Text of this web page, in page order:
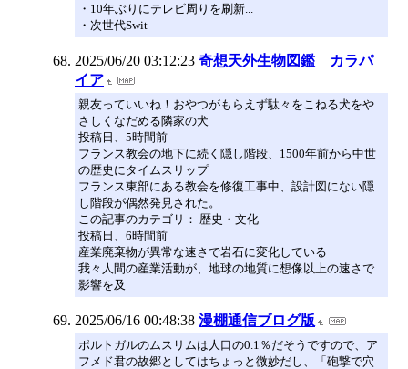
・10年ぶりにテレビ周りを刷新...
・次世代Swit
2025/06/20 03:12:23 奇想天外生物図鑑 カラパ
イア
親友っていいね！おやつがもらえず駄々をこねる犬をや
さしくなだめる隣家の犬
投稿日、5時間前
フランス教会の地下に続く隠し階段、1500年前から中世
の歴史にタイムスリップ
フランス東部にある教会を修復工事中、設計図にない隠
し階段が偶然発見された。
この記事のカテゴリ： 歴史・文化
投稿日、6時間前
産業廃棄物が異常な速さで岩石に変化している
我々人間の産業活動が、地球の地質に想像以上の速さで
影響を及
2025/06/16 00:48:38 漫棚通信ブログ版
ポルトガルのムスリムは人口の0.1％だそうですので、ア
フメド君の故郷としてはちょっと微妙だし、「砲撃で穴